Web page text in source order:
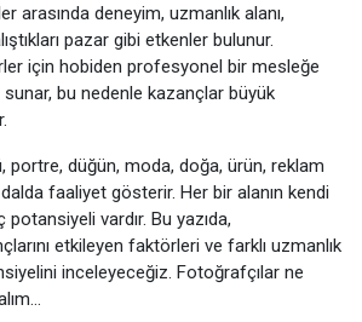
arasında deneyim, uzmanlık alanı,
pazar gibi etkenler bulunur.
için hobiden profesyonel bir mesleğe
bu nedenle kazançlar büyük
portre, düğün, moda, doğa, ürün, reklam
faaliyet gösterir. Her bir alanın kendi
vardır. Bu yazıda,
etkileyen faktörleri ve farklı uzmanlık
inceleyeceğiz. Fotoğrafçılar ne